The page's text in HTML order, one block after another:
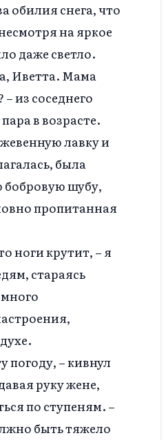
обилия снега, что
на яркое
даже светло.
Иветта. Мама
из соседнего
в возрасте.
лавку и
была
бобровую шубу,
пропитанная
ноги крутит, – я
стараясь
погоду, – кивнул
руку жене,
по ступеням. –
быть тяжело